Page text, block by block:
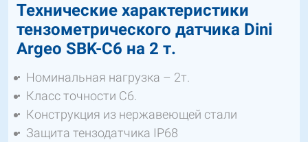
Технические характеристики
тензометрического датчика Dini
Argeo SBK-С6 на 2 т.
Номинальная нагрузка – 2т.
Класс точности C6.
Конструкция из нержавеющей стали
Защита тензодатчика IP68